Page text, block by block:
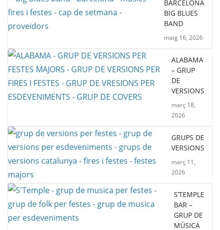
BARCELONA
BIG BLUES
BAND
maig 16, 2026
ALABAMA
– GRUP
DE
VERSIONS
març 18,
2026
GRUPS DE
VERSIONS
març 11,
2026
S’TEMPLE
BAR –
GRUP DE
MÚSICA